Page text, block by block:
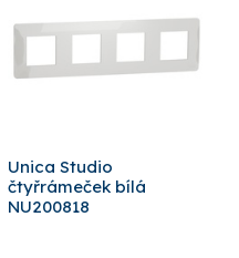
Unica Studio
čtyřrámeček bílá
NU200818